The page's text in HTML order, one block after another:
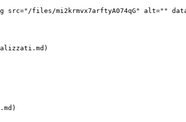
mi2krmvx7arftyA074qG" alt="" data-